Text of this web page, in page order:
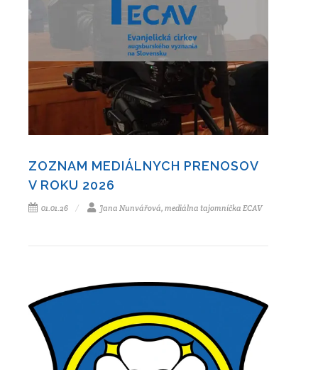
ZOZNAM MEDIÁLNYCH PRENOSOV
V ROKU 2026
01.01.26 Jana Nunvářová, mediálna tajomníčka ECAV